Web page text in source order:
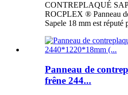
CONTREPLAQUÉ
ROCPLEX ® Panneau
Sapele 18 mm est réputé
Panneau de
frêne 244...